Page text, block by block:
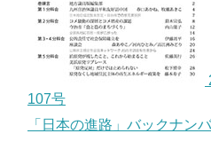
107号
「日本の進路」バックナン